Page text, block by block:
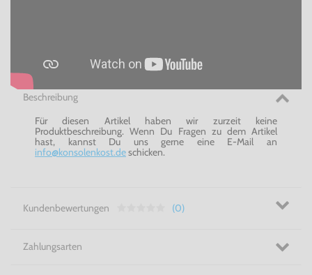
Beschreibung
Für diesen Artikel haben wir zurzeit keine
Produktbeschreibung. Wenn Du Fragen zu dem Artikel
hast, kannst Du uns gerne eine E-Mail an
info@konsolenkost.deschicken.
Kundenbewertungen (0)
Zahlungsarten